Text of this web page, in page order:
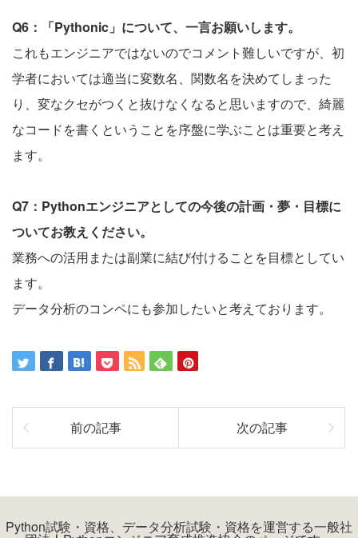
Q6：「Pythonic」について、一言お願いします。
これもエンジニアではないのでコメント難しいですが、初
学者においては適当に変数名、関数名を決めてしまった
り、変なクセがつくと抜けなくなると思いますので、綺麗
なコードを書くということを序盤に学ぶことは重要と考え
ます。
Q7：Pythonエンジニアとしての今後の計画・夢・目標に
ついてお教えください。
業務への活用または副業に結び付けることを目標としてい
ます。
データ分析のコンペにも参加したいと考えております。
前の記事 次の記事
Python試験・資格、データ分析試験・資格を運営する一般社